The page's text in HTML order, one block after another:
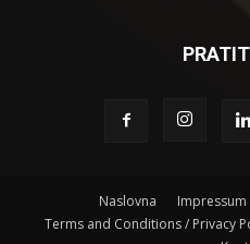
Naslovna Impressum
Terms and Conditions / Privacy